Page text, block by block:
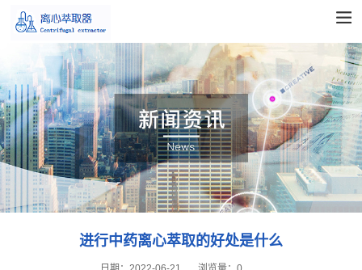
进行中药离心萃取的好处是什么